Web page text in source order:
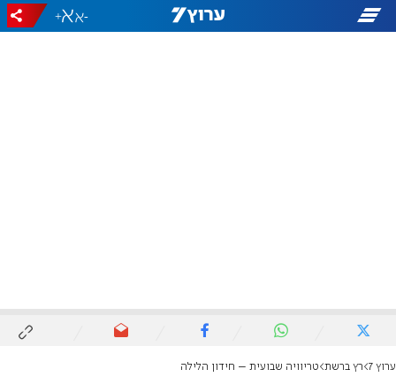
-
+
ערוץ 7 רץ ברשת טריוויה שבועית – חידון הלילה